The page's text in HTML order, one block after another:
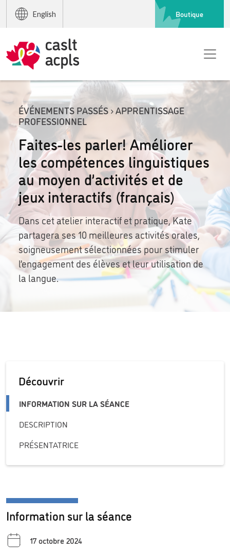
English Boutique
ÉVÉNEMENTS PASSÉS › APPRENTISSAGE
PROFESSIONNEL
Faites-les parler! Améliorer
les compétences linguistiques
au moyen d’activités et de
jeux interactifs (français)
Dans cet atelier interactif et pratique, Kate
partagera ses 10 meilleures activités orales,
soigneusement sélectionnées pour stimuler
l’engagement des élèves et leur utilisation de
la langue.
Découvrir
INFORMATION SUR LA SÉANCE
DESCRIPTION
PRÉSENTATRICE
Information sur la séance
17 octobre 2024